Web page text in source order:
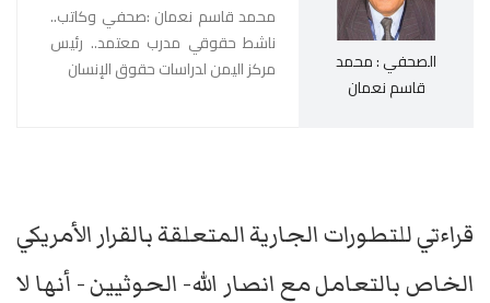
الصحفي : محمد
قاسم نعمان
محمد قاسم نعمان :صحفي وكاتب..
ناشط حقوقي مدرب معتمد.. رئيس
مركز اليمن لدراسات حقوق الإنسان
قراءتي للتطورات الجارية المتعلقة بالقرار الأمريكي
الخاص بالتعامل مع انصار الله- الحوثيين - أنها لا